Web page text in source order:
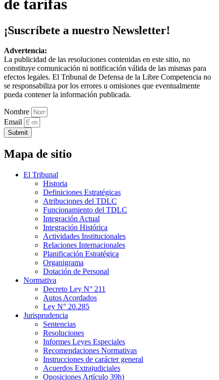
de tarifas
¡Suscríbete a nuestro Newsletter!
Advertencia:
La publicidad de las resoluciones contenidas en este sitio, no
constituye comunicación ni notificación válida de las mismas para
efectos legales. El Tribunal de Defensa de la Libre Competencia no
se responsabiliza por los errores u omisiones que eventualmente
pueda contener la información publicada.
Nombre
Email
Submit
Mapa de sitio
El Tribunal
Historia
Definiciones Estratégicas
Atribuciones del TDLC
Funcionamiento del TDLC
Integración Actual
Integración Histórica
Actividades Institucionales
Relaciones Internacionales
Planificación Estratégica
Organigrama
Dotación de Personal
Normativa
Decreto Ley N° 211
Autos Acordados
Ley N° 20.285
Jurisprudencia
Sentencias
Resoluciones
Informes Leyes Especiales
Recomendaciones Normativas
Instrucciones de carácter general
Acuerdos Extrajudiciales
Oposiciones Artículo 39h)